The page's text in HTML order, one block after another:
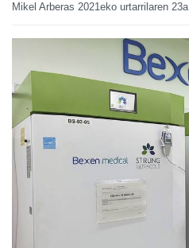
Mikel Arberas 2021eko urtarrilaren 23a